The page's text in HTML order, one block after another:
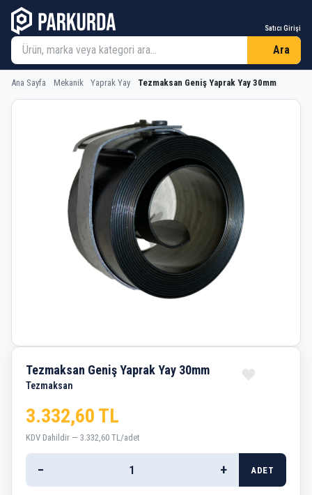
Satıcı Girişi
Ara
Ana Sayfa Mekanik Yaprak Yay Tezmaksan Geniş Yaprak Yay 30mm
Tezmaksan Geniş Yaprak Yay 30mm
Tezmaksan Geniş Yaprak Yay 30mm
Tezmaksan
3.332,60 TL
KDV Dahildir — 3.332,60 TL/adet
− + ADET